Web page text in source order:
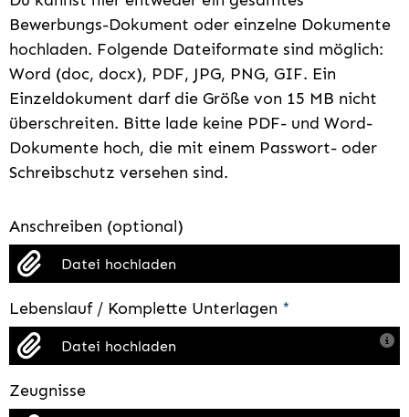
Bewerbungs-Dokument oder einzelne Dokumente
hochladen. Folgende Dateiformate sind möglich:
Word (doc, docx), PDF, JPG, PNG, GIF. Ein
Einzeldokument darf die Größe von 15 MB nicht
überschreiten. Bitte lade keine PDF- und Word-
Dokumente hoch, die mit einem Passwort- oder
Schreibschutz versehen sind.
Anschreiben (optional)
Datei hochladen
Lebenslauf / Komplette Unterlagen *
Datei hochladen
Zeugnisse